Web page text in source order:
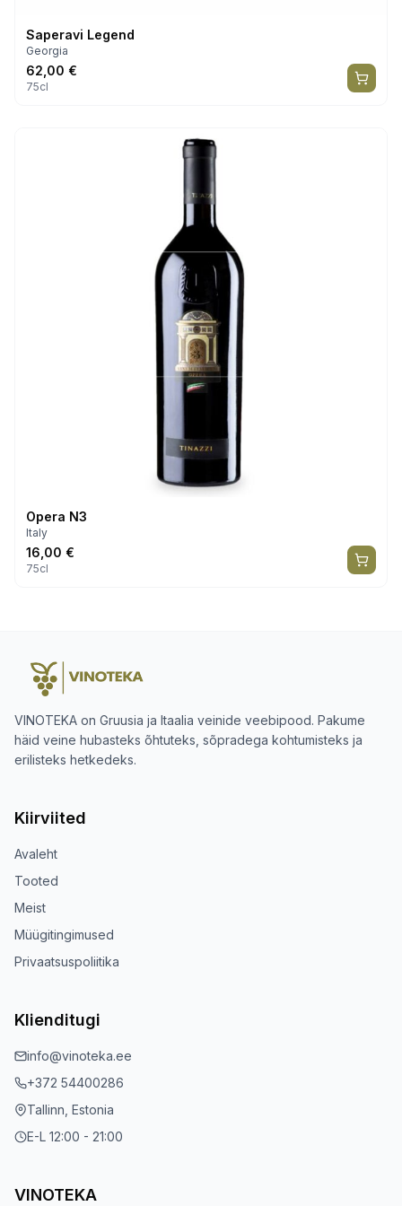
Saperavi Legend
Georgia
62,00 €
75cl
Opera N3
Italy
16,00 €
75cl
VINOTEKA on Gruusia ja Itaalia veinide veebipood. Pakume
häid veine hubasteks õhtuteks, sõpradega kohtumisteks ja
erilisteks hetkedeks.
Kiirviited
Avaleht
Tooted
Meist
Müügitingimused
Privaatsuspoliitika
Klienditugi
info@vinoteka.ee
+372 54400286
Tallinn, Estonia
E-L 12:00 - 21:00
VINOTEKA